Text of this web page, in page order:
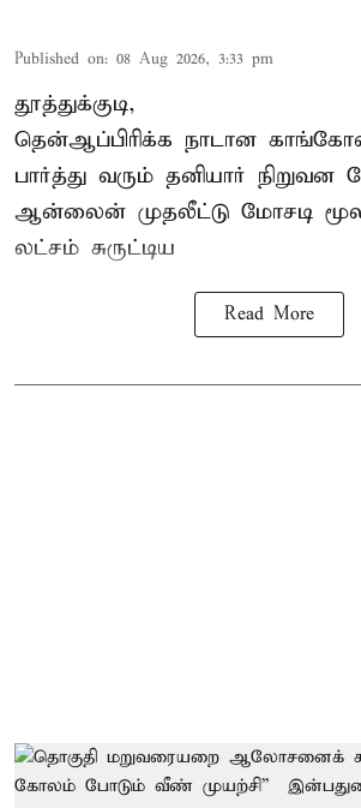
Published on: 08 Aug 2026, 3:33 pm
தூத்துக்குடி,
தென்ஆப்பிரிக்க நாடான காங்கோ
பார்த்து வரும் தனியார் நிறுவன
ஆன்லைன் முதலீட்டு மோசடி
லட்சம் சுருட்டிய
Read More